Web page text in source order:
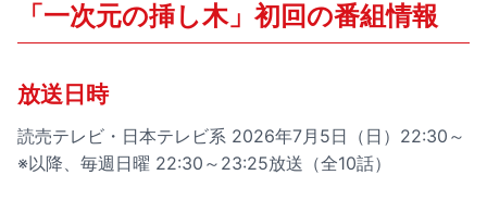
「一次元の挿し木」初回の番組情報
放送日時
読売テレビ・日本テレビ系 2026年7月5日（日）22:30～
※以降、毎週日曜 22:30～23:25放送（全10話）